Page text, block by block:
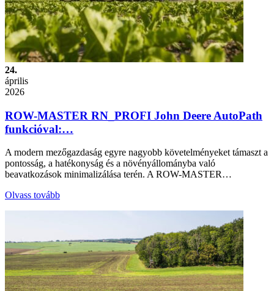
24.
április
2026
ROW-MASTER RN_PROFI John Deere AutoPath
funkcióval:…
A modern mezőgazdaság egyre nagyobb követelményeket támaszt a
pontosság, a hatékonyság és a növényállományba való
beavatkozások minimalizálása terén. A ROW-MASTER…
Olvass tovább